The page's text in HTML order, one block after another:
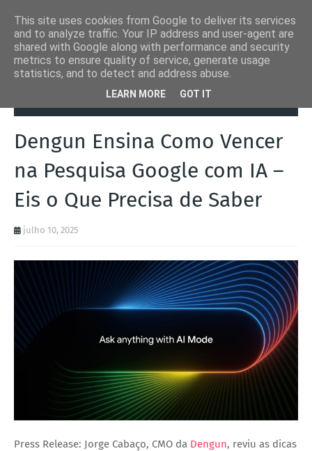
Automation Inside
Dengun Ensina Como Vencer na
Dengun Ensina Como Vencer
na Pesquisa Google com IA –
Eis o Que Precisa de Saber
julho 10, 2025
Press Release: Jorge Cabaço, CMO da Dengun, reviu as dicas
This site uses cookies from Google to deliver its services
and to analyze traffic. Your IP address and user-agent are
shared with Google along with performance and security
metrics to ensure quality of service, generate usage
statistics, and to detect and address abuse.
LEARN MORE GOT IT